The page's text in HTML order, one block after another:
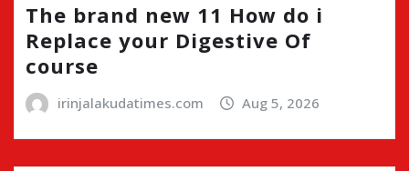
The brand new 11 How do i
Replace your Digestive Of
course
irinjalakudatimes.com Aug 5, 2026